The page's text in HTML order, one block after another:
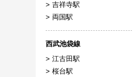
吉祥寺駅
両国駅
西武池袋線
江古田駅
桜台駅